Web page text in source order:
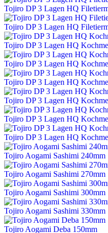
Tojiro DP 3 Lagen HQ
Tojiro DP 3 Lagen HQ
Tojiro DP 3 Lagen HQ
Tojiro DP 3 Lagen HQ
Tojiro DP 3 Lagen HQ
Tojiro DP 3 Lagen HQ
Tojiro DP 3 Lagen HQ
Tojiro DP 3 Lagen HQ
Tojiro Aogami Sashimi 240mm
Tojiro Aogami Sashimi 270mm
Tojiro Aogami Sashimi 300mm
Tojiro Aogami Sashimi 330mm
Tojiro Aogami Deba 150mm